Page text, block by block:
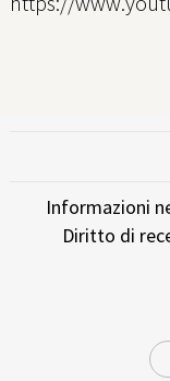
Informazioni
Diritto di